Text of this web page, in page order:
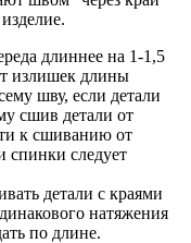
длиннее на 1-1,5
излишек длины
шву, если детали
сшив детали от
к сшиванию от
спинки следует
детали с краями
натяжения
по длине.